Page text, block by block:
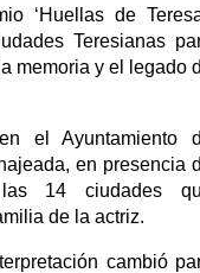
‘Huellas de
Teresianas
memoria y el legado
el Ayuntamiento
en presencia
las 14 ciudades
de la actriz.
cambió